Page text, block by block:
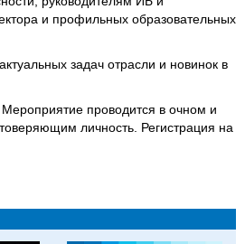
и профильных образовательных
задач отрасли и новинок в
Мероприятие проводится в очном и
личность. Регистрация на